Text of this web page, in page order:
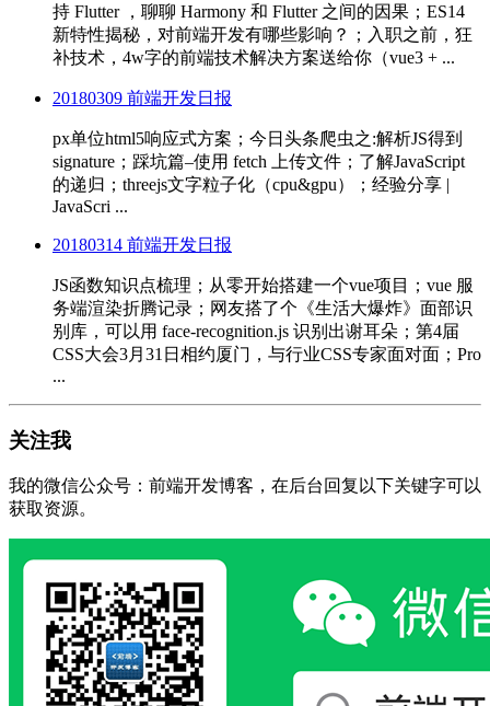
持 Flutter ，聊聊 Harmony 和 Flutter 之间的因果；ES14
新特性揭秘，对前端开发有哪些影响？；入职之前，狂
补技术，4w字的前端技术解决方案送给你（vue3 + ...
20180309 前端开发日报
px单位html5响应式方案；今日头条爬虫之:解析JS得到
signature；踩坑篇–使用 fetch 上传文件；了解JavaScript
的递归；threejs文字粒子化（cpu&gpu）；经验分享 |
JavaScri ...
20180314 前端开发日报
JS函数知识点梳理；从零开始搭建一个vue项目；vue 服
务端渲染折腾记录；网友搭了个《生活大爆炸》面部识
别库，可以用 face-recognition.js 识别出谢耳朵；第4届
CSS大会3月31日相约厦门，与行业CSS专家面对面；Pro
...
关注我
我的微信公众号：前端开发博客，在后台回复以下关键字可以
获取资源。